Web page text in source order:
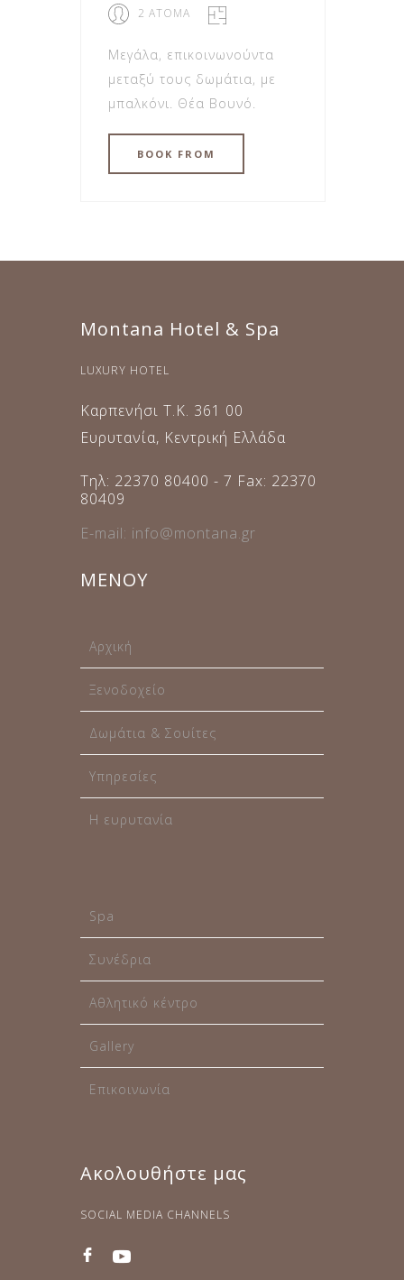
2 ΑΤΟΜΑ
Μεγάλα, επικοινωνούντα
μεταξύ τους δωμάτια, με
μπαλκόνι. Θέα Βουνό.
BOOK FROM
Montana Hotel & Spa
LUXURY HOTEL
Καρπενήσι Τ.Κ. 361 00
Ευρυτανία, Κεντρική Ελλάδα
Τηλ: 22370 80400 - 7 Fax: 22370
80409
E-mail: info@montana.gr
ΜΕΝΟΥ
Αρχική
Ξενοδοχείο
Δωμάτια & Σουίτες
Υπηρεσίες
Η ευρυτανία
Spa
Συνέδρια
Αθλητικό κέντρο
Gallery
Επικοινωνία
Ακολουθήστε μας
SOCIAL MEDIA CHANNELS